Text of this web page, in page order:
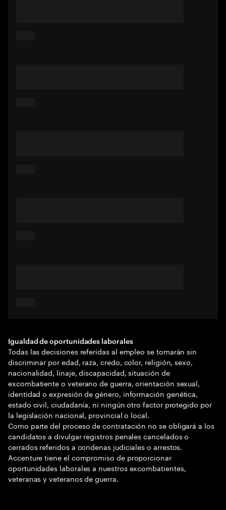
Igualdad de oportunidades laborales
Todas las decisiones referidas al empleo se tomarán sin
discriminar por edad, raza, credo, color, religión, sexo,
nacionalidad, linaje, discapacidad, situación de
excombatiente o veterano de guerra, orientación sexual,
identidad o expresión de género, información genética,
estado civil, ciudadanía, ni ningún otro factor protegido por
la legislación nacional, provincial o local.
Como parte del proceso de contratación no se obligará a los
candidatos a divulgar registros penales cancelados o
cerrados referidos a condenas judiciales o arrestos.
Accenture tiene el compromiso de proporcionar
oportunidades laborales a nuestros excombatientes,
veteranas y veteranos de guerra.